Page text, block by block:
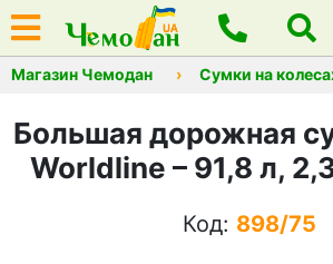
Магазин Чемодан Сумки на
Большая дорожная
Worldline – 91,8 л,
Код: 898/75